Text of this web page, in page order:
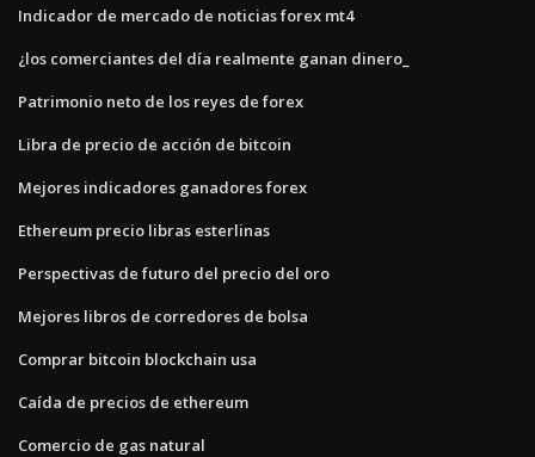
Indicador de mercado de noticias forex mt4
¿los comerciantes del día realmente ganan dinero_
Patrimonio neto de los reyes de forex
Libra de precio de acción de bitcoin
Mejores indicadores ganadores forex
Ethereum precio libras esterlinas
Perspectivas de futuro del precio del oro
Mejores libros de corredores de bolsa
Comprar bitcoin blockchain usa
Caída de precios de ethereum
Comercio de gas natural